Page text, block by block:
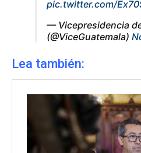
pic.twitter.com/
— Vicepresidencia
(@ViceGuatemala)
Lea también: